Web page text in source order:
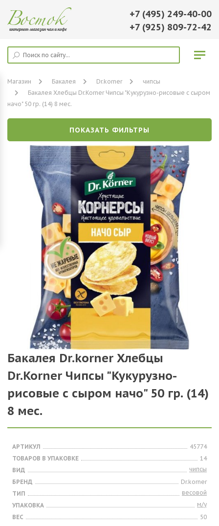
+7 (495) 249-40-00
+7 (925) 809-72-42
Магазин Бакалея Dr.korner
чипсы
Бакалея Хлебцы Dr.Korner Чипсы "Кукурузно-рисовые с сыром
начо" 50 гр. (14) 8 мес.
ПОКАЗАТЬ ФИЛЬТРЫ
Бакалея Dr.korner Хлебцы
Dr.Korner Чипсы "Кукурузно-
рисовые с сыром начо" 50 гр. (14)
8 мес.
АРТИКУЛ
45774
ТОВАРОВ В УПАКОВКЕ
14
ВИД
чипсы
БРЕНД
Dr.korner
ТИП
весовой
УПАКОВКА
м/у
ВЕС
50